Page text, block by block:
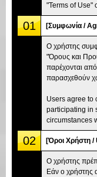
"Terms of Use"
01 [Συμφωνία /
Ο χρήστης
"Όρους και
παρέχονται
παρασχεθούν
Users agree to
participating in
circumstances
02 [Όροι Χρήστη
Ο χρήστης
Εάν ο χρήστης